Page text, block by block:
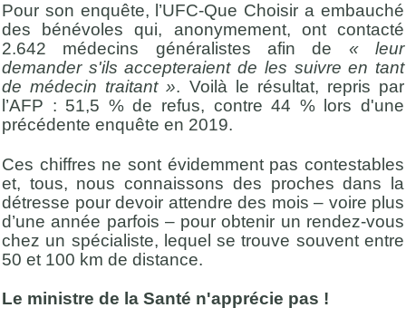
Pour son enquête, l’UFC-Que Choisir a embauché
des bénévoles qui, anonymement, ont contacté
2.642 médecins généralistes afin de « leur
demander s'ils accepteraient de les suivre en tant
de médecin traitant ». Voilà le résultat, repris par
l’AFP : 51,5 % de refus, contre 44 % lors d'une
précédente enquête en 2019.
Ces chiffres ne sont évidemment pas contestables
et, tous, nous connaissons des proches dans la
détresse pour devoir attendre des mois – voire plus
d’une année parfois – pour obtenir un rendez-vous
chez un spécialiste, lequel se trouve souvent entre
50 et 100 km de distance.
Le ministre de la Santé n'apprécie pas !